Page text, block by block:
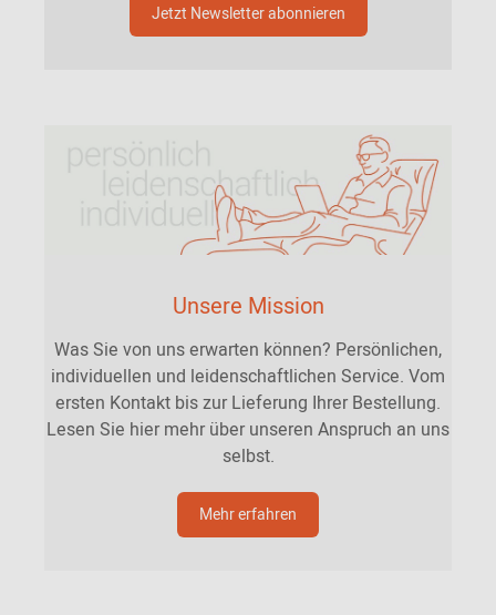
Jetzt Newsletter abonnieren
Unsere Mission
Was Sie von uns erwarten können? Persönlichen,
individuellen und leidenschaftlichen Service. Vom
ersten Kontakt bis zur Lieferung Ihrer Bestellung.
Lesen Sie hier mehr über unseren Anspruch an uns
selbst.
Mehr erfahren